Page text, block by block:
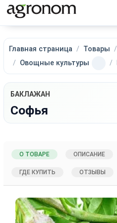
Главная страница Товары
Овощные культуры
БАКЛАЖАН
Софья
О ТОВАРЕ ОПИСАНИЕ
ГДЕ КУПИТЬ ОТЗЫВЫ